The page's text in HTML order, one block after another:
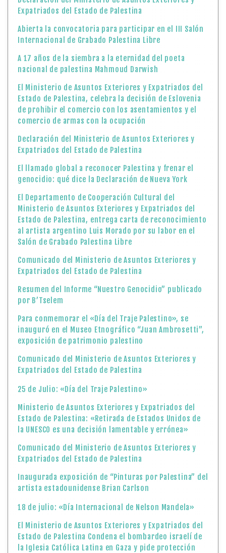
Expatriados del Estado de Palestina
Abierta la convocatoria para participar en el III Salón
Internacional de Grabado Palestina Libre
A 17 años de la siembra a la eternidad del poeta
nacional de palestina Mahmoud Darwish
El Ministerio de Asuntos Exteriores y Expatriados del
Estado de Palestina, celebra la decisión de Eslovenia
de prohibir el comercio con los asentamientos y el
comercio de armas con la ocupación
Declaración del Ministerio de Asuntos Exteriores y
Expatriados del Estado de Palestina
El llamado global a reconocer Palestina y frenar el
genocidio: qué dice la Declaración de Nueva York
El Departamento de Cooperación Cultural del
Ministerio de Asuntos Exteriores y Expatriados del
Estado de Palestina, entrega carta de reconocimiento
al artista argentino Luis Morado por su labor en el
Salón de Grabado Palestina Libre
Comunicado del Ministerio de Asuntos Exteriores y
Expatriados del Estado de Palestina
Resumen del Informe “Nuestro Genocidio” publicado
por B’Tselem
Para conmemorar el «Día del Traje Palestino», se
inauguró en el Museo Etnográfico “Juan Ambrosetti”,
exposición de patrimonio palestino
Comunicado del Ministerio de Asuntos Exteriores y
Expatriados del Estado de Palestina
25 de Julio: «Día del Traje Palestino»
Ministerio de Asuntos Exteriores y Expatriados del
Estado de Palestina: «Retirada de Estados Unidos de
la UNESCO es una decisión lamentable y errónea»
Comunicado del Ministerio de Asuntos Exteriores y
Expatriados del Estado de Palestina
Inaugurada exposición de “Pinturas por Palestina” del
artista estadounidense Brian Carlson
18 de julio: «Día Internacional de Nelson Mandela»
El Ministerio de Asuntos Exteriores y Expatriados del
Estado de Palestina Condena el bombardeo israelí de
la Iglesia Católica Latina en Gaza y pide protección